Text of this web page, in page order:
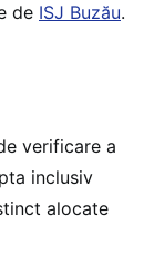
de ISJ Buzău.
verificare a
inclusiv
alocate